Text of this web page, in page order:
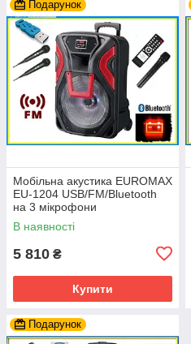
Подарунок
Мобільна акустика EUROMAX
EU-1204 USB/FM/Bluetooth
на 3 мікрофони
В наявності
5 810 ₴
Купити
Подарунок